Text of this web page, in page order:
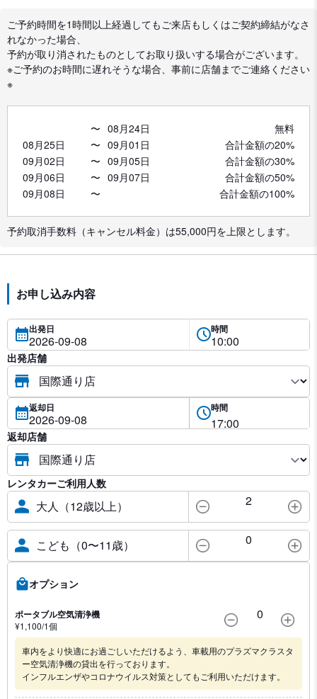
ご予約時間を1時間以上経過してもご来店もしくはご契約締結がなさ
れなかった場合、
予約が取り消されたものとしてお取り扱いする場合がございます。
※ご予約のお時間に遅れそうな場合、事前に店舗までご連絡ください
※
〜 08月24日
無料
08月25日
〜 09月01日
合計金額の20%
09月02日
〜 09月05日
合計金額の30%
09月06日
〜 09月07日
合計金額の50%
09月08日
〜 合計金額の100%
予約取消手数料（キャンセル料金）は55,000円を上限とします。
お申し込み内容
出発日 時間
出発店舗
返却日 時間
返却店舗
レンタカーご利用人数
大人（12歳以上） 2
こども（0〜11歳） 0
オプション
ポータブル空気清浄機
¥1,100/1個
0
車内をより快適にお過ごしいただけるよう、車載用のプラズマクラスタ
ー空気清浄機の貸出を行っております。
インフルエンザやコロナウイルス対策としてもご利用いただけます。